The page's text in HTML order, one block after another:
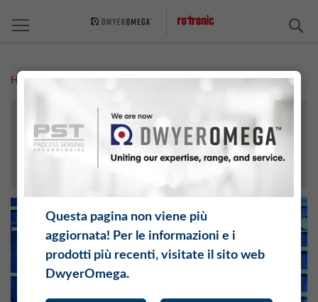
Home Software MR
ROTRONIC MONITORING SYSTEM
HYGROSOFT
CALCOLATORE D’UMIDITÀ
Questa pagina non viene più
aggiornata! Per le informazioni e i
prodotti più recenti, visitate il sito web
DwyerOmega.